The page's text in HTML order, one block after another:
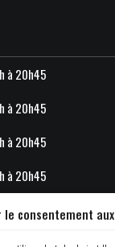
le consentement
à 20h45
à 20h45
à 20h45
à 20h45
à 22h15
à 22h15